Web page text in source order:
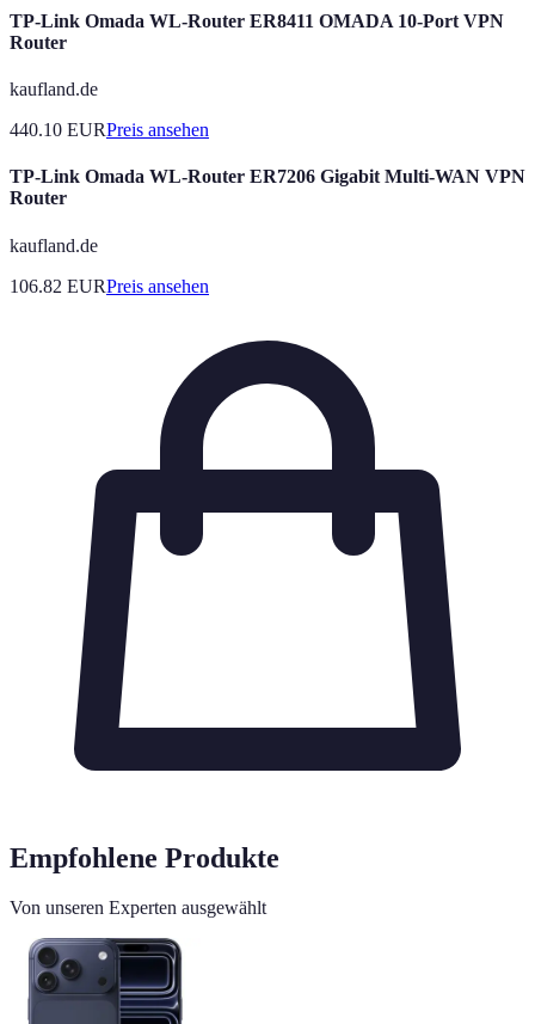
TP-Link Omada WL-Router ER8411 OMADA 10-Port VPN
Router
kaufland.de
440.10 EURPreis ansehen
TP-Link Omada WL-Router ER7206 Gigabit Multi-WAN VPN
Router
kaufland.de
106.82 EURPreis ansehen
Empfohlene Produkte
Von unseren Experten ausgewählt